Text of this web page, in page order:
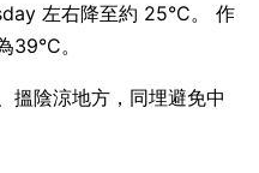
左右降至約 25°C。 作
39°C。
搵陰涼地方，同埋避免中